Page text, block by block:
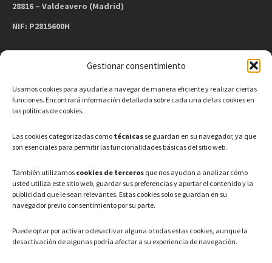
Gestionar consentimiento
Usamos cookies para ayudarle a navegar de manera eficiente y realizar ciertas
funciones. Encontrará información detallada sobre cada una de las cookies en
las políticas de cookies.
Las cookies categorizadas como técnicas se guardan en su navegador, ya que
son esenciales para permitir las funcionalidades básicas del sitio web.
También utilizamos cookies de terceros que nos ayudan a analizar cómo
usted utiliza este sitio web, guardar sus preferencias y aportar el contenido y la
publicidad que le sean relevantes. Estas cookies solo se guardan en su
navegador previo consentimiento por su parte.
Puede optar por activar o desactivar alguna o todas estas cookies, aunque la
desactivación de algunas podría afectar a su experiencia de navegación.
28816 – Valdeavero (Madrid)
NIF: P2815600H
Teléfono: 91 886 44 62
Correo Electrónico:
HORARIO
Lunes a Viernes: 08:00h – 15:00h